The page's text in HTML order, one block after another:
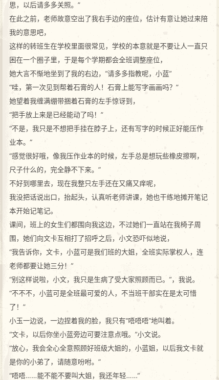
思，以后请多多关照。”
在此之前，老师故意空出了我右手边的座位，估计有意让她过来陪
我的意思吧，
这样的转班生在学校里面很常见，学校的本意就是不要让人一直只
困在一个圈子里，于是每个学期都会全班调整座位，
她大言不惭地坐到了我的右边，“请多多指教呢，小蓝”
“哇，第一次见到帮着石膏的人！石膏上能写字画画吗？”
她望着我缠满绷带捆着石膏的左手惊讶到，
“把手放上来是已经能动了吗！”
“不是，我只是不想把手挂在脖子上，还有写字的时候正好能压作
业本。”
“感觉很好哦，像我压作业本的时候，左手总是想玩些橡皮擦啊，
尺子什么的，完全静不下来。”
不好到哪里去，现在我整只左手还在又痛又痒呢，
我没把话说出口，抬起头，认真听老师讲课，她也干练地摊开笔记
本开始记笔记。
课间，班上的女生们都围向我这边，不过她们一直站在我椅子周
围，她们向文卡互相打了招呼之后，小文恐吓似地说，
“我告诉你，文卡，小蓝可是我们班的大姐，全班实际掌权人，连
老师都要让她三分！”
“别这样说啦，小文，我只是生病了受大家照顾而已。”，我说。
“不不不，小蓝可是全班最可爱的人，不当班干部实在是太可惜
了！”
小玉一边说，一边捏着我的脸，我只有“唔唔唔”地叫着。
“文卡，以后你坐小蓝旁边可要注意点哦。”小文说。
“放心，我会全心全意照顾好班级大姐的，小蓝姐，以后我文卡就
是你的小弟了，请随意吩咐。”
“唔唔……能不能不要叫大姐，我还年轻……”